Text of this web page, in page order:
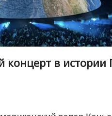
в истории